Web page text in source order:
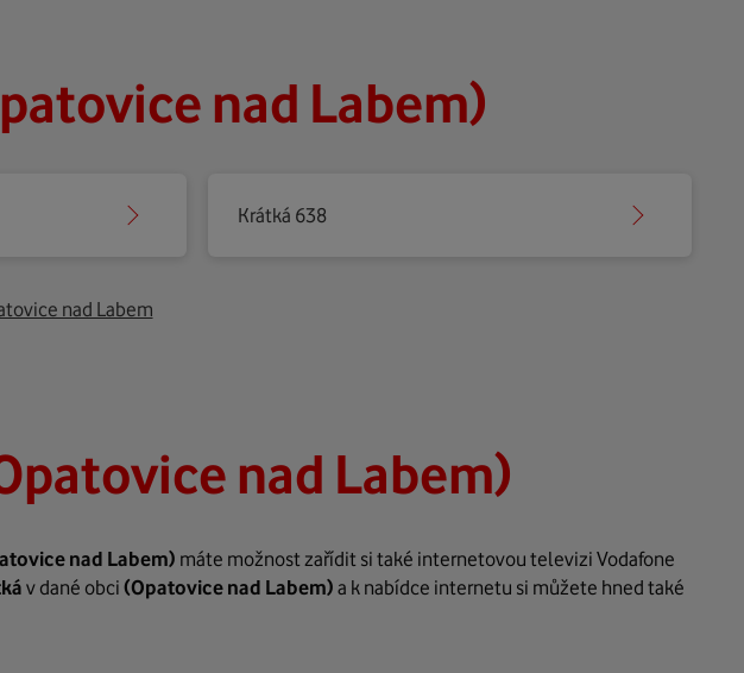
nad Labem)
Krátká 638
nad Labem
nad Labem)
nad Labem) máte možnost zařídit si také internetovou televizi Vodafone
v dané obci (Opatovice nad Labem) a k nabídce internetu si můžete hned také